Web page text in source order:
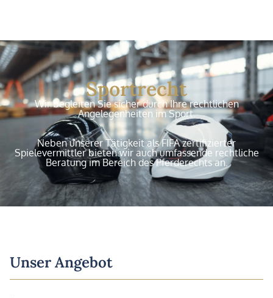
Sportrecht
Wir begleiten Sie sicher durch Ihre rechtlichen
Angelegenheiten im Sport.
Neben unserer Tätigkeit als FIFA zertifizierter
Spielevermittler bieten wir auch umfassende rechtliche
Beratung im Bereich des Pferderechts an.
Unser Angebot